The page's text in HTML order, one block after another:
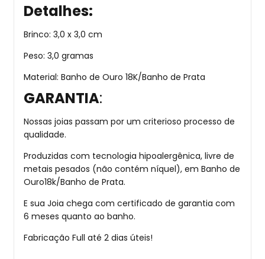
Detalhes:
Brinco: 3,0 x 3,0 cm
Peso: 3,0 gramas
Material: Banho de Ouro 18K/Banho de Prata
GARANTIA:
Nossas joias passam por um criterioso processo de
qualidade.
Produzidas com tecnologia hipoalergênica, livre de
metais pesados (não contém níquel), em Banho de
Ouro18k/Banho de Prata.
E sua Joia chega com certificado de garantia com
6 meses quanto ao banho.
Fabricação Full até 2 dias úteis!